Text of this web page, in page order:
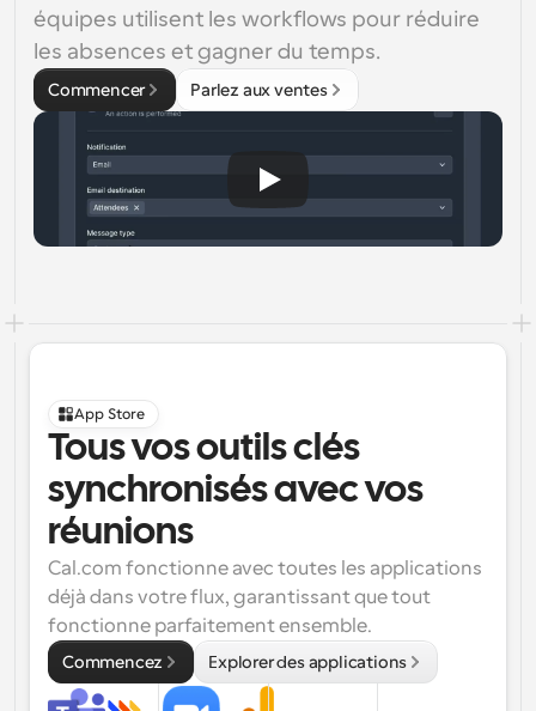
équipes utilisent les workflows pour réduire
les absences et gagner du temps.
Commencer Parlez aux ventes
App Store
Tous vos outils clés
synchronisés avec vos
réunions
Cal.com fonctionne avec toutes les applications
déjà dans votre flux, garantissant que tout
fonctionne parfaitement ensemble.
Commencez Explorer des applications